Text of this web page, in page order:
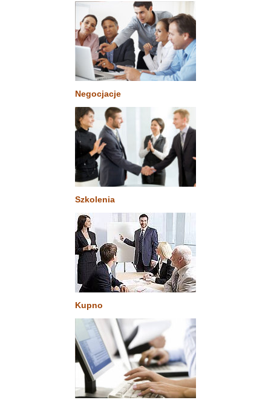
Negocjacje
Szkolenia
Kupno